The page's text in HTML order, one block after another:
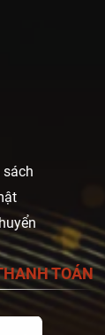
sách
TOÁN